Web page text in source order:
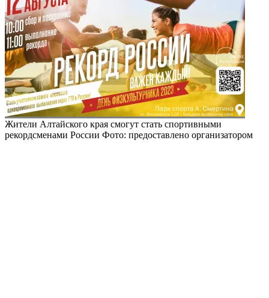
Жители Алтайского края смогут стать спортивными
рекордсменами России Фото: предоставлено организатором